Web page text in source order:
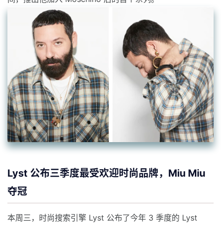
Lyst 公布三季度最受欢迎时尚品牌，Miu Miu
夺冠
本周三，时尚搜索引擎 Lyst 公布了今年 3 季度的 Lyst